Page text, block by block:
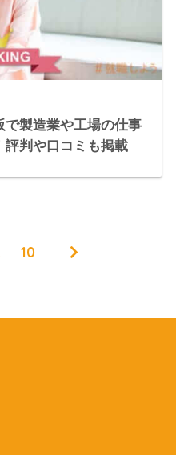
で製造業や工場の仕事
評判や口コミも掲載
10